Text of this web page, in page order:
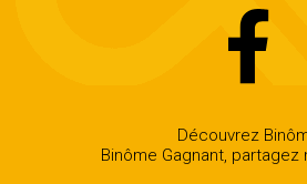
Découvrez
Binôme Gagnant, partagez